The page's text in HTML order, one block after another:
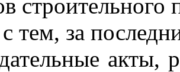
строительного
тем, за
акты,